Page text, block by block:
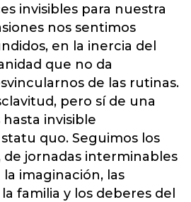
invisibles para nuestra
nos sentimos
en la inercia del
que no da
de las rutinas.
pero sí de una
invisible
quo. Seguimos los
de jornadas interminables
imaginación, las
familia y los deberes del